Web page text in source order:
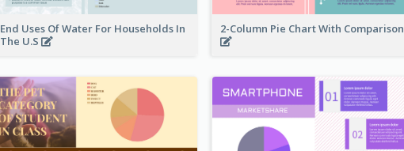
End Uses Of Water For Households In
The U.S
2-Column Pie Chart With Comparison